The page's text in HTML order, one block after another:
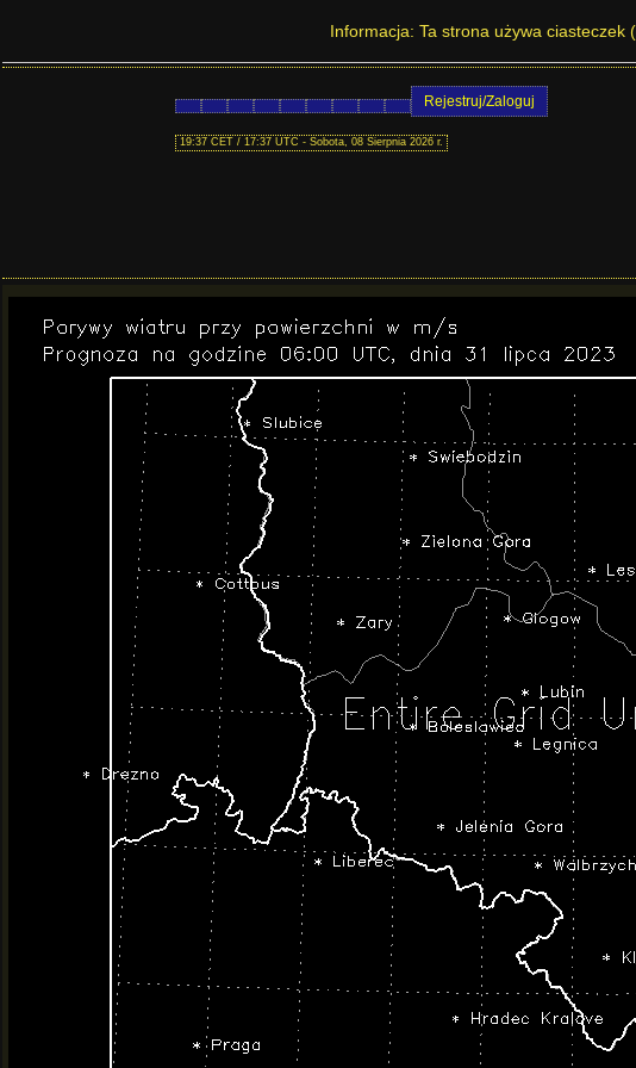
Prognoza pogody na Dolnym Śląsku
Rejestruj/Zaloguj
19:37 CET / 17:37 UTC - Sobota, 08 Sierpnia 2026 r.
Informacja: Ta strona używa ciasteczek